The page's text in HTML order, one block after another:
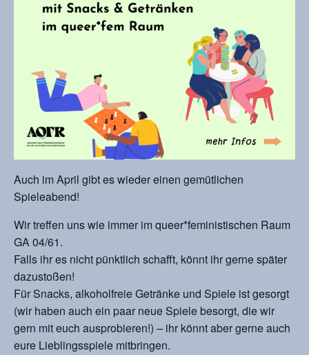
Auch im April gibt es wieder einen gemütlichen
Spieleabend!
Wir treffen uns wie immer im queer*feministischen Raum
GA 04/61.
Falls ihr es nicht pünktlich schafft, könnt ihr gerne später
dazustoßen!
Für Snacks, alkoholfreie Getränke und Spiele ist gesorgt
(wir haben auch ein paar neue Spiele besorgt, die wir
gern mit euch ausprobieren!) – ihr könnt aber gerne auch
eure Lieblingsspiele mitbringen.